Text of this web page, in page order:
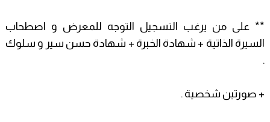
** على من يرغب التسجيل التوجه للمعرض و اصطحاب
السيرة الذاتية + شهادة الخبرة + شهادة حسن سير و سلوك
.
+ صورتين شخصية .